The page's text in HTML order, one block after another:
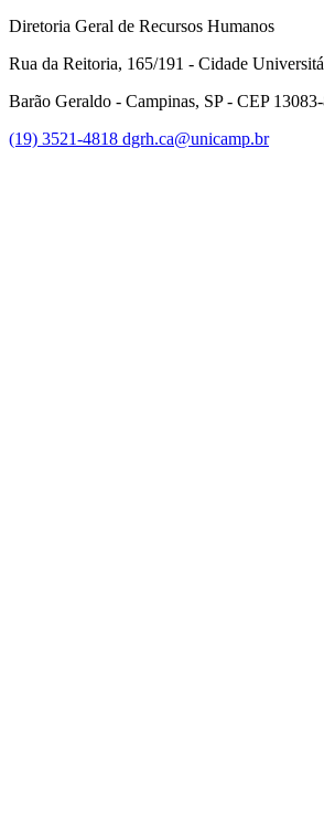
Diretoria Geral de Recursos Humanos
Rua da Reitoria, 165/191 - Cidade
Barão Geraldo - Campinas, SP - CEP
(19) 3521-4818 dgrh.ca@unicamp.br